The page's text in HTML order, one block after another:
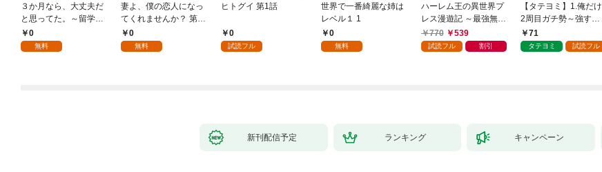
３か月なら、大丈夫だ
と思ってた。～留学し
た僕の留守中に、一途
な彼女が汚されるまで
0
無料
妻よ、僕の恋人になっ
てくれませんか？ 第1
話0
無料
ヒトグイ 第1話
0
試読フル
世界で一番綺麗な姉は
レベル１ 1
0
無料
ハーレム王の異世界プ
レス漫遊記 ～最強無双
のおじさんはあらゆる
種族を嫁にする～（コ
770 539
試読フル 割引
【タテヨミ】1.俺だけ
2周目ガチ勢～強すぎ
てゲームバランスを破
壊した～
71
タテヨミ 試読フル
新刊配信予定 ランキング キャンペーン